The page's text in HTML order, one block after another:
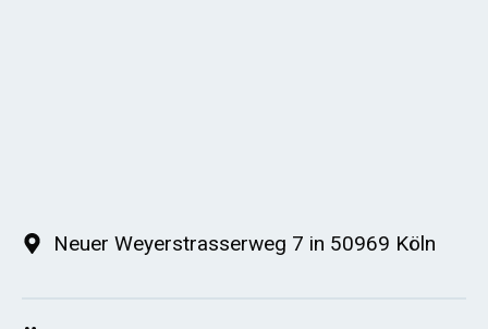
Neuer Weyerstrasserweg 7 in 50969 Köln